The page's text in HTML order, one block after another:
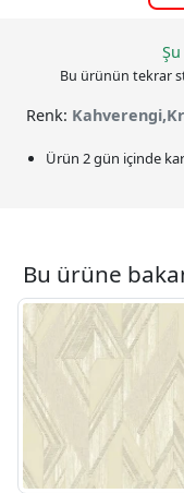
Bu ürünün tekrar
Renk:
Ürün 2 gün içinde
Bu ürüne